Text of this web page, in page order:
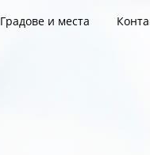
Градове и места